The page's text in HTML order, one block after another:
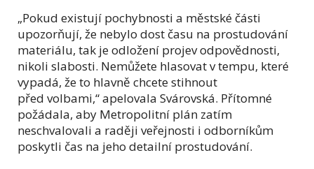
„Pokud existují pochybnosti a městské části
upozorňují, že nebylo dost času na prostudování
materiálu, tak je odložení projev odpovědnosti,
nikoli slabosti. Nemůžete hlasovat v tempu, které
vypadá, že to hlavně chcete stihnout
před volbami,“ apelovala Svárovská. Přítomné
požádala, aby Metropolitní plán zatím
neschvalovali a raději veřejnosti i odborníkům
poskytli čas na jeho detailní prostudování.